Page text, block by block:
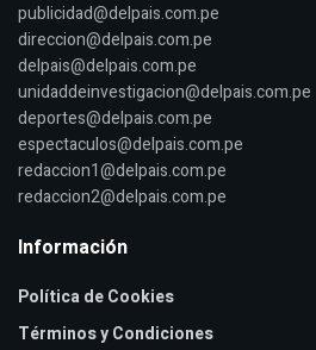
publicidad@delpais.com.pe
direccion@delpais.com.pe
delpais@delpais.com.pe
unidaddeinvestigacion@delpais.com.pe
deportes@delpais.com.pe
espectaculos@delpais.com.pe
redaccion1@delpais.com.pe
redaccion2@delpais.com.pe
Información
Política de Cookies
Términos y Condiciones